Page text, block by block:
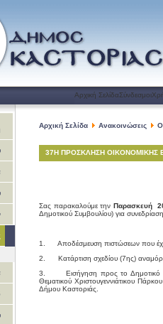
Αρχική ΣελίδαΣύνδεσμοι
Αρχική Σελίδα Ανακοινώσεις
37Η ΠΡΟΣΚΛΗΣΗ ΟΙΚΟΝΟΜΙΚΗΣ
Σας παρακαλούμε την Παρασκευή
Δημοτικού Συμβουλίου) για
1. Αποδέσμευση πιστώσεων που
2. Κατάρτιση σχεδίου (7ης)
3. Εισήγηση προς το Δημοτικό
Θεματικού Χριστουγεννιάτικου
Δήμου Καστοριάς.